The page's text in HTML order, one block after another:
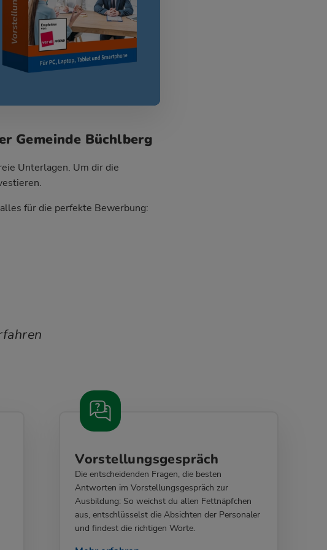
Gemeinde Büchlberg
Unterlagen. Um dir die
für die perfekte Bewerbung:
Vorstellungsgespräch
Die entscheidenden Fragen, die besten
Antworten im Vorstellungsgespräch zur
Ausbildung: So weichst du allen Fettnäpfchen
aus, entschlüsselst die Absichten der Personaler
und findest die richtigen Worte.